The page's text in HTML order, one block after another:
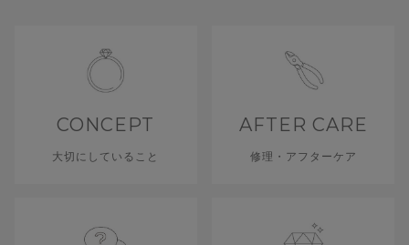
CONCEPT
大切にしていること
AFTER CARE
修理・アフターケア